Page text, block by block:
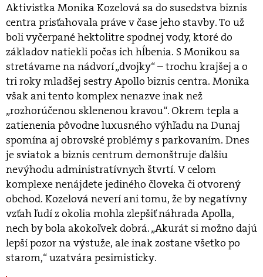
Aktivistka Monika Kozelová sa do susedstva biznis
centra prisťahovala práve v čase jeho stavby. To už
boli vyčerpané hektolitre spodnej vody, ktoré do
základov natiekli počas ich hĺbenia. S Monikou sa
stretávame na nádvorí „dvojky“ – trochu krajšej a o
tri roky mladšej sestry Apollo biznis centra. Monika
však ani tento komplex nenazve inak než
„rozhorúčenou sklenenou kravou“. Okrem tepla a
zatienenia pôvodne luxusného výhľadu na Dunaj
spomína aj obrovské problémy s parkovaním. Dnes
je sviatok a biznis centrum demonštruje ďalšiu
nevýhodu administratívnych štvrtí. V celom
komplexe nenájdete jediného človeka či otvorený
obchod. Kozelová neverí ani tomu, že by negatívny
vzťah ľudí z okolia mohla zlepšiť náhrada Apolla,
nech by bola akokoľvek dobrá. „Akurát si možno dajú
lepší pozor na výstuže, ale inak zostane všetko po
starom,“ uzatvára pesimisticky.